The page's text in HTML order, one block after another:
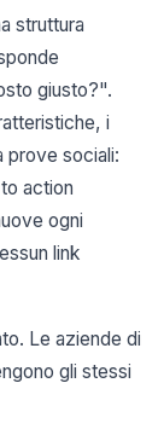
struttura
giusto?".
i
sociali:
action
ogni
link
Le aziende di
gli stessi